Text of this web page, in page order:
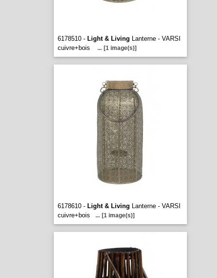
6178510 - Light & Living Lanterne - VARSI
cuivre+bois
... [1 image(s)]
6178610 - Light & Living Lanterne - VARSI
cuivre+bois
... [1 image(s)]